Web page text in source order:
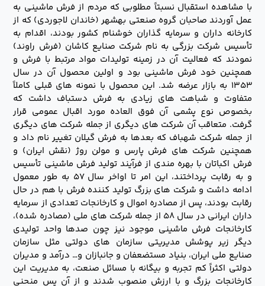
با مشاهده استقبال نسبتاً مطلوبی که مردم از فرش ماشینی به
عمل آوردند صاحبان گروه صنعتی بهشهر (خاندان لاجوردی) که از
کارخانه داران و سرمایه گذاران خوشنام کشور بودند، اقدام به
تأسیس شرکت بزرگی به نام شرکت صنایع کاشان (فرش راوند)
نمودند که فعالیت آن در زمینه تولیدات مواد مرتبط با فرش و
همچنین خود فرش ماشینی بود و اولین محصول آن در سال
۱۳۵۳ به بازار عرضه شد. این محصول با نمونه های قبلی کاملاً
متفاوت و شباهت های زیادی به فرش دستباف داشت که
بخصوص نوع پشمی آن فوق العاده مورد اقبال عمومی قرار
گرفت. متعاقب آن شرکت های دیگری از جمله شرکت های دیگری
از جمله شرکت شهباف که بعدها به فرش گیلان تغییر نام داد و
همچنین شرکت های فرش پارس و مولن روژ (نقش ایران) و
فرش اکباتان با بهره مندی از فرآیند تولید فرش ماشینی تأسیس
و به رقابت پرداختند، این امر تا اواخر سال ۵۷ به طور معمول
ادامه داشت و شرکت های بزرگ تولید کننده فرش با هم در حال
رقابت بودند، پس از مصادره اموال و کارخانجات تعدادی از سرمایه
داران ایرانی در سال ۵۸ از جمله شرکت های ملی (مصادره شده)،
کارخانجات فرش ماشینی موجود نیز چون صدها واحد تولیدی
دیگر زیر پوشش مدیریتی سازمان های دولتی مثل سازمان
صنایع ملی ایران، بنیاد مستضعفان و جانبازان و… درآمد و مدیران
دولتی اکثراً کم تجربه و بیگانه با مسائل صنعت، به مدیریت این
کارخانجات بزرگ و با ارزش منصوب شدند و از آن پس منحنی